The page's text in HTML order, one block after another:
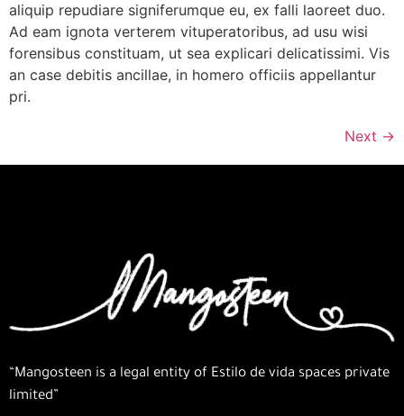
aliquip repudiare signiferumque eu, ex falli laoreet duo.
Ad eam ignota verterem vituperatoribus, ad usu wisi
forensibus constituam, ut sea explicari delicatissimi. Vis
an case debitis ancillae, in homero officiis appellantur
pri.
Next →
“Mangosteen is a legal entity of Estilo de vida spaces private
limited”